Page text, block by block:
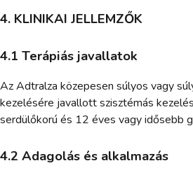
4. KLINIKAI JELLEMZŐK
4.1 Terápiás javallatok
Az Adtralza közepesen súlyos vagy
kezelésére javallott szisztémás
serdülőkorú és 12 éves vagy idősebb
4.2 Adagolás és alkalmazás